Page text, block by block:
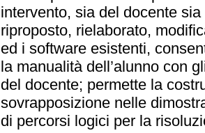
intervento, sia del docente
riproposto, rielaborato,
ed i software esistenti,
la manualità dell’alunno con
del docente; permette la
sovrapposizione nelle
di percorsi logici per la